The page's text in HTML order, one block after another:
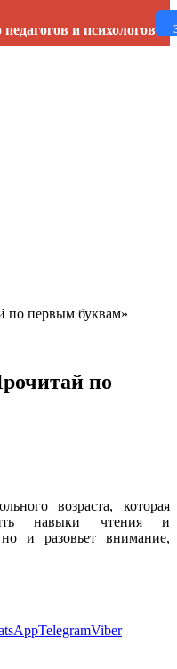
и психологов
по первым буквам»
по
возраста, которая
навыки чтения и
но и разовьет внимание,
TelegramViber